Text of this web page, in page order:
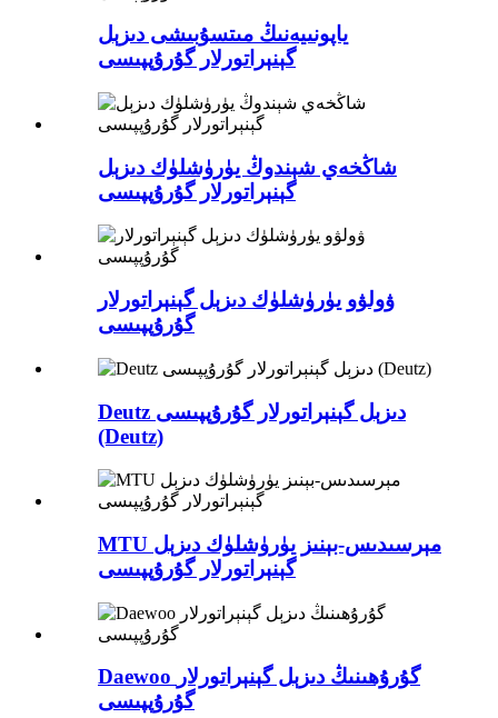
ياپونىيەنىڭ مىتسۇبىشى دىزېل
گېنېراتورلار گۇرۇپپىسى
شاڭخەي شېندوڭ يۈرۈشلۈك دىزېل
گېنېراتورلار گۇرۇپپىسى
ۋولۋو يۈرۈشلۈك دىزېل گېنېراتورلار
گۇرۇپپىسى
Deutz دىزېل گېنېراتورلار گۇرۇپپىسى
(Deutz)
MTU مېرسىدىس-بېنىز يۈرۈشلۈك دىزېل
گېنېراتورلار گۇرۇپپىسى
Daewoo گۇرۇھىنىڭ دىزېل گېنېراتورلار
گۇرۇپپىسى